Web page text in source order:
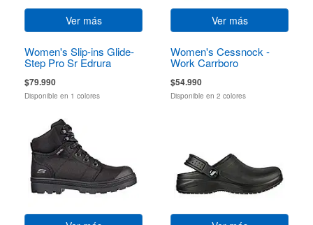
Ver más
Women's Slip-ins Glide-
Step Pro Sr Edrura
$79.990
Disponible en 1 colores
Ver más
Women's Cessnock -
Work Carrboro
$54.990
Disponible en 2 colores